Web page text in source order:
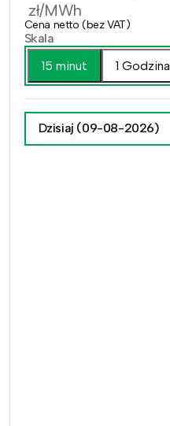
zł/MWh
Cena netto (bez VAT)
Skala
15 minut
1 Godzina
Dzisiaj (09-08-2026)